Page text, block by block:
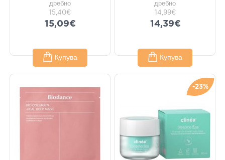
дребно
15,40€
15,09€
Купува
дребно
14,99€
14,39€
Купува
-23%